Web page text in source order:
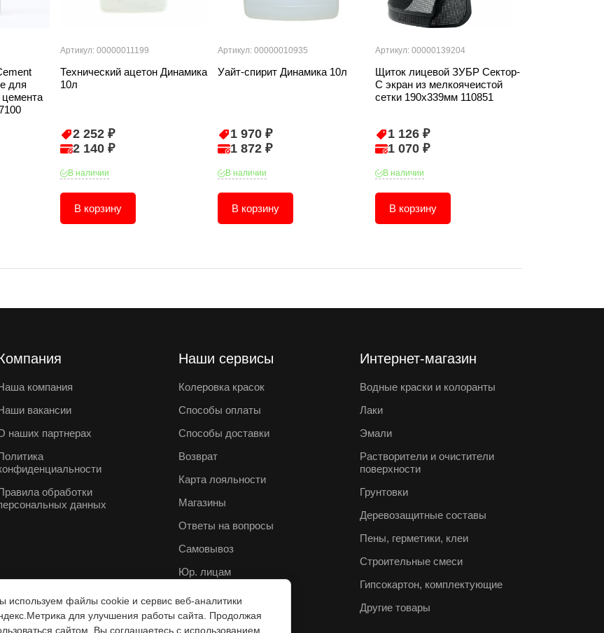
для
цемента
Артикул: 00000011199
Технический ацетон Динамика
10л
2 252 ₽
2 140 ₽
В наличии
В корзину
Артикул: 00000010935
Уайт-спирит Динамика 10л
1 970 ₽
1 872 ₽
В наличии
В корзину
Артикул: 00000139204
Щиток лицевой ЗУБР Сектор-
С экран из мелкоячеистой
сетки 190х339мм 110851
1 126 ₽
1 070 ₽
В наличии
В корзину
компания
вакансии
наших партнерах
обработки
данных
Наши сервисы
Колеровка красок
Способы оплаты
Способы доставки
Возврат
Карта лояльности
Магазины
Ответы на вопросы
Самовывоз
Юр. лицам
Интернет-магазин
Водные краски и колоранты
Лаки
Эмали
Растворители и очистители
поверхности
Грунтовки
Деревозащитные составы
Пены, герметики, клеи
Строительные смеси
Гипсокартон, комплектующие
Другие товары
используем файлы cookie и сервис веб-аналитики
для улучшения работы сайта. Продолжая
сайтом, Вы соглашаетесь с использованием